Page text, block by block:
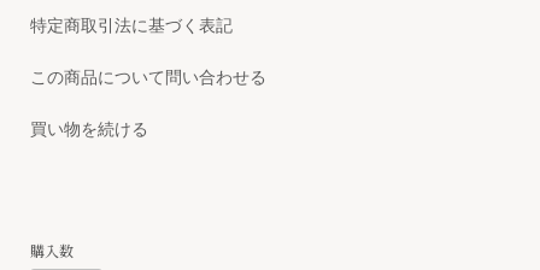
特定商取引法に基づく表記
この商品について問い合わせる
買い物を続ける
購入数